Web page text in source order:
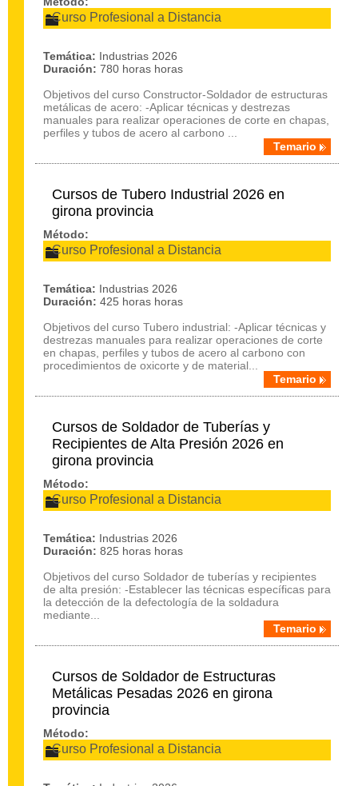
Curso Profesional a Distancia
Temática: Industrias 2026
Duración: 780 horas horas
Objetivos del curso Constructor-Soldador de estructuras
metálicas de acero: -Aplicar técnicas y destrezas
manuales para realizar operaciones de corte en chapas,
perfiles y tubos de acero al carbono ...
Temario
Cursos de Tubero Industrial 2026 en
girona provincia
Método:
Curso Profesional a Distancia
Temática: Industrias 2026
Duración: 425 horas horas
Objetivos del curso Tubero industrial: -Aplicar técnicas y
destrezas manuales para realizar operaciones de corte
en chapas, perfiles y tubos de acero al carbono con
procedimientos de oxicorte y de material...
Temario
Cursos de Soldador de Tuberías y
Recipientes de Alta Presión 2026 en
girona provincia
Método:
Curso Profesional a Distancia
Temática: Industrias 2026
Duración: 825 horas horas
Objetivos del curso Soldador de tuberías y recipientes
de alta presión: -Establecer las técnicas específicas para
la detección de la defectología de la soldadura
mediante...
Temario
Cursos de Soldador de Estructuras
Metálicas Pesadas 2026 en girona
provincia
Método:
Curso Profesional a Distancia